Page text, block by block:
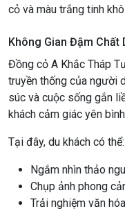
cỏ và màu trắng tinh
Không Gian Đậm Chất
Đồng cỏ A Khắc Tháp
truyền thống của người
súc và cuộc sống gắn
khách cảm giác yên
Tại đây, du khách có thể:
Ngắm nhìn thảo
Chụp ảnh phong
Trải nghiệm văn